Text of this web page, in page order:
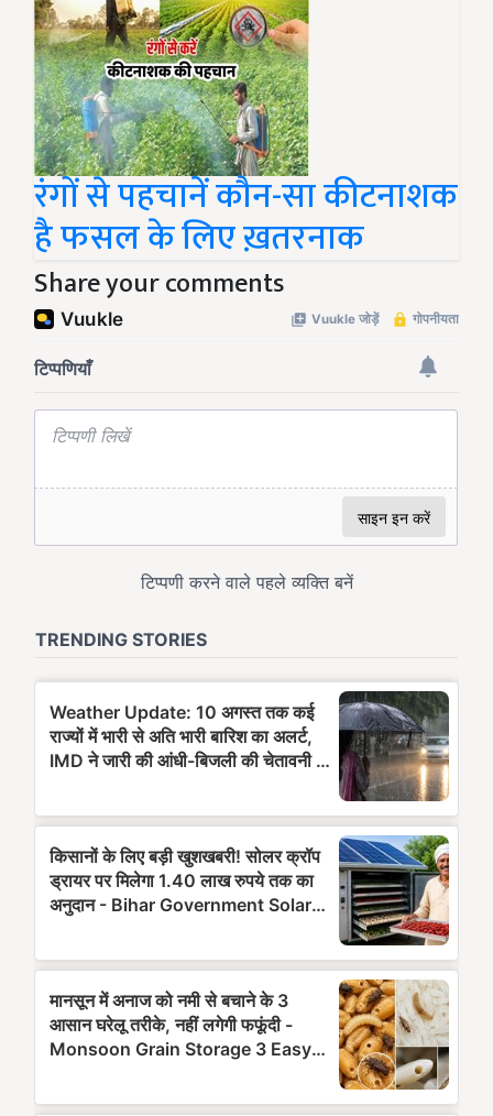
रंगों से पहचानें कौन-सा कीटनाशक
है फसल के लिए ख़तरनाक
Share your comments